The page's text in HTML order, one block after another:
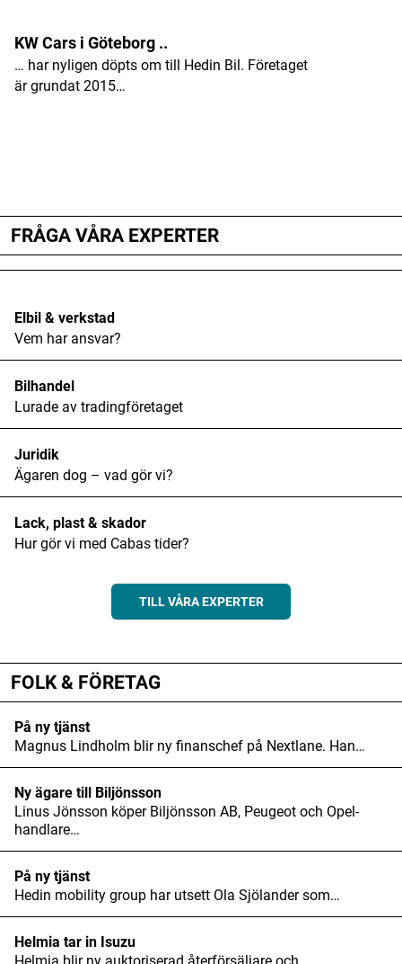
KW Cars i Göteborg ..
… har nyligen döpts om till Hedin Bil. Företaget
är grundat 2015…
FRÅGA VÅRA EXPERTER
Elbil & verkstad
Vem har ansvar?
Bilhandel
Lurade av tradingföretaget
Juridik
Ägaren dog – vad gör vi?
Lack, plast & skador
Hur gör vi med Cabas tider?
TILL VÅRA EXPERTER
FOLK & FÖRETAG
På ny tjänst
Magnus Lindholm blir ny finanschef på Nextlane. Han…
Ny ägare till Biljönsson
Linus Jönsson köper Biljönsson AB, Peugeot och Opel-
handlare…
På ny tjänst
Hedin mobility group har utsett Ola Sjölander som…
Helmia tar in Isuzu
Helmia blir ny auktoriserad återförsäljare och